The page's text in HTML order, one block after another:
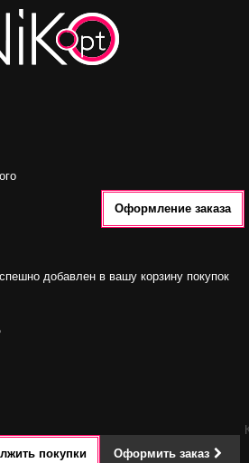
Оформление заказа
добавлен в вашу корзину покупок
покупки Оформить заказ
Toggle